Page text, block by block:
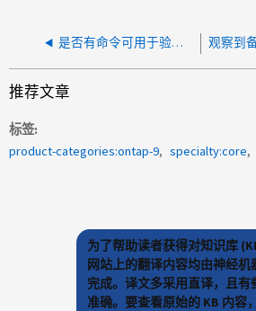
是否有命令可用于验证重复数据删除和数据压缩是否正在运行？
推荐文章
标签
product-categories:ontap-9
specialty:core
为了帮助读者获得对知识库
网站上的翻译内容均由神经机
完成。译文多采用直译，且有
准确。要查看原始的 KB 内容